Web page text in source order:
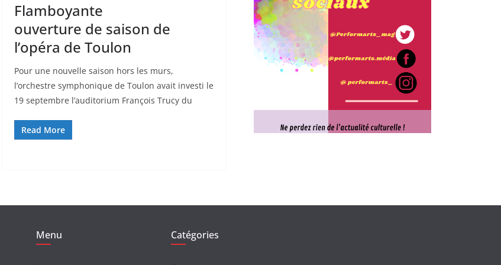
Flamboyante
ouverture de saison de
l’opéra de Toulon
Pour une nouvelle saison hors les murs,
l’orchestre symphonique de Toulon avait investi le
19 septembre l’auditorium François Trucy du
Read More
Menu Catégories